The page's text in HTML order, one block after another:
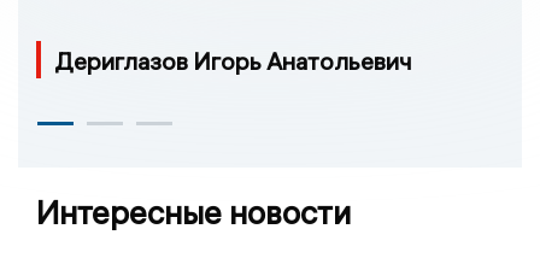
Дериглазов Игорь Анатольевич
Интересные новости